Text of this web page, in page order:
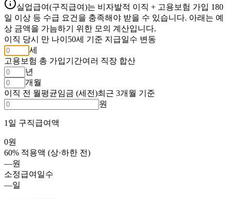
실업급여(구직급여)는 비자발적 이직 + 고용보험 가입 180
일 이상 등 수급 요건을 충족해야 받을 수 있습니다. 아래는 예
상 금액을 가늠하기 위한 모의 계산입니다.
이직 당시 만 나이 50세 기준 지급일수 변동
세
고용보험 총 가입기간여러 직장 합산
년
개월
이직 전 월평균임금 (세전)최근 3개월 기준
원
1일 구직급여액
0원
60% 적용액 (상·하한 전)
—원
소정급여일수
—일